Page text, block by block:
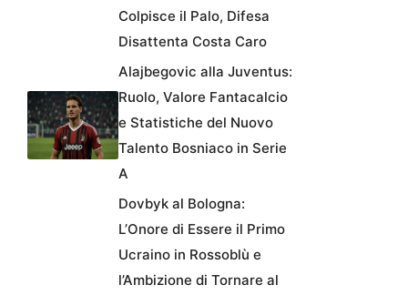
Colpisce il Palo, Difesa
Disattenta Costa Caro
Alajbegovic alla Juventus:
Ruolo, Valore Fantacalcio
e Statistiche del Nuovo
Talento Bosniaco in Serie
A
Dovbyk al Bologna:
L’Onore di Essere il Primo
Ucraino in Rossoblù e
l’Ambizione di Tornare al